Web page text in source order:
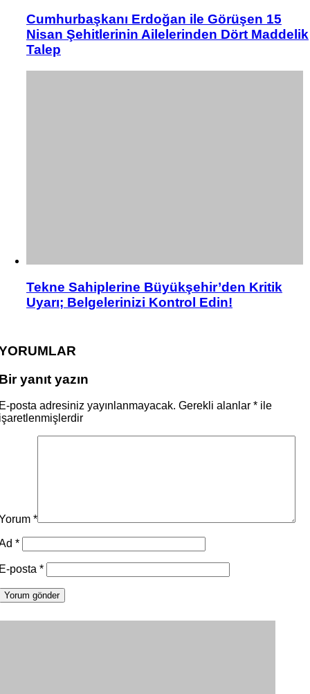
Cumhurbaşkanı Erdoğan ile Görüşen 15
Nisan Şehitlerinin Ailelerinden Dört Maddelik
Talep
Tekne Sahiplerine Büyükşehir’den Kritik
Uyarı; Belgelerinizi Kontrol Edin!
yanıt yazın
posta adresiniz yayınlanmayacak. Gerekli alanlar * ile
*
*
posta *